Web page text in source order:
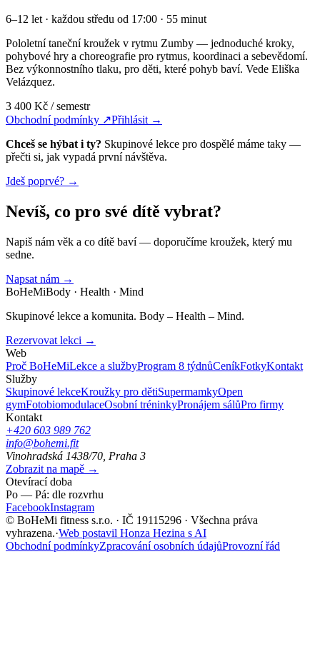
6–12 let · každou středu od 17:00 · 55 minut
Pololetní taneční kroužek v rytmu Zumby — jednoduché kroky,
pohybové hry a choreografie pro rytmus, koordinaci a sebevědomí.
Bez výkonnostního tlaku, pro děti, které pohyb baví. Vede Eliška
Velázquez.
3 400 Kč / semestr
Obchodní podmínky ↗Přihlásit →
Chceš se hýbat i ty? Skupinové lekce pro dospělé máme taky —
přečti si, jak vypadá první návštěva.
Jdeš poprvé? →
Nevíš, co pro své dítě vybrat?
Napiš nám věk a co dítě baví — doporučíme kroužek, který mu
sedne.
Napsat nám →
BoHeMiBody · Health · Mind
Skupinové lekce a komunita. Body – Health – Mind.
Rezervovat lekci →
Web
Proč BoHeMiLekce a službyProgram 8 týdnůCeníkFotkyKontakt
Služby
Skupinové lekceKroužky pro dětiSupermamkyOpen
gymFotobiomodulaceOsobní tréninkyPronájem sálůPro firmy
Kontakt
+420 603 989 762
info@bohemi.fit
Vinohradská 1438/70, Praha 3
Zobrazit na mapě →
Otevírací doba
Po — Pá: dle rozvrhu
FacebookInstagram
© BoHeMi fitness s.r.o. · IČ 19115296 · Všechna práva
vyhrazena.·Web postavil Honza Hezina s AI
Obchodní podmínkyZpracování osobních údajůProvozní řád